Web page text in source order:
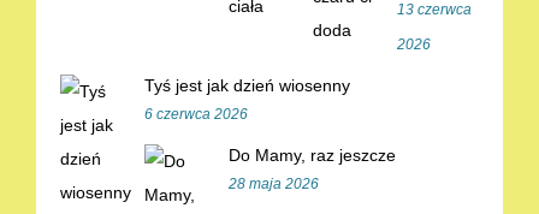
13 czerwca
2026
Tyś jest jak dzień wiosenny
6 czerwca 2026
Do Mamy, raz jeszcze
28 maja 2026